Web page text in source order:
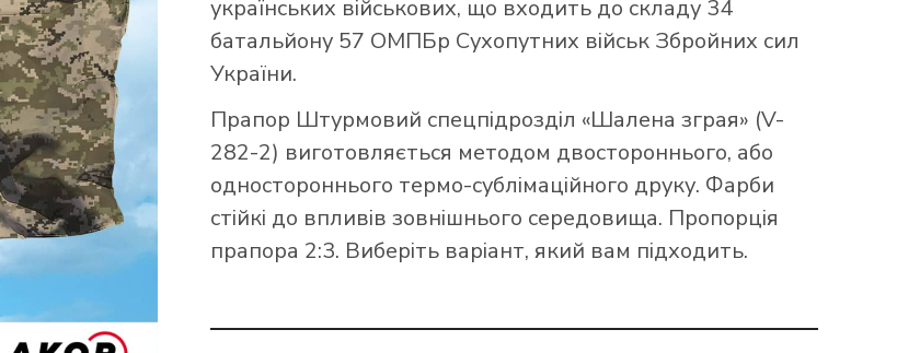
Друк на футболках
Друк на фартухах
Манішки
Друк шаликів
Друк на записниках
Друк на рулетках
Друк на запальничках
ПРАПОРИ ССО ЗСУ ПРАПОРИ ПІДРОЗДІЛІВ РОЗВІДКИ
ПРАПОРИ ДПСУ ПРАПОРИ ВСП
ПРАПОРИ МВС ТА НГ УКРАЇНИ ПРАПОРИ СБУ
ПРАПОРИ КРАЇН АФРИКИ
ПРАПОРИ МИКОЛАЇВСЬКОЇ ОБЛАСТІ ПРАПОРИ ОДЕСЬКОЇ ОБЛАСТІ
ПРАПОРИ ПОЛТАВСЬКОЇ ОБЛАСТІ
ПРАПОРИ СУМСЬКОЇ ОБЛАСТІ ПРАПОРИ ТЕРНОПІЛЬСЬКОЇ ОБЛАСТІ
ПРАПОРИ ХАРКІВСЬКОЇ ОБЛАСТІ ПРАПОРИ ХЕРСОНСЬКОЇ ОБЛАСТІ
ПРАПОРИ ХМЕЛЬНИЦЬКОЇ ОБЛАСТІ ПРАПОРИ ЧЕРКАСЬКОЇ ОБЛАСТІ
українських військових, що входить до складу 34
батальйону 57 ОМПБр Сухопутних військ Збройних сил
України.
Прапор Штурмовий спецпідрозділ «Шалена зграя» (V-
282-2) виготовляється методом двостороннього, або
одностороннього термо-сублімаційного друку. Фарби
стійкі до впливів зовнішнього середовища. Пропорція
прапора 2:3. Виберіть варіант, який вам підходить.